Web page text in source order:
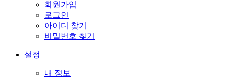
회원가입
로그인
아이디 찾기
비밀번호 찾기
설정
내 정보